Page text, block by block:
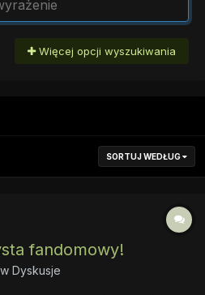
Więcej opcji wyszukiwania
SORTUJ WEDŁUG
fandomowy!
w Dyskusje